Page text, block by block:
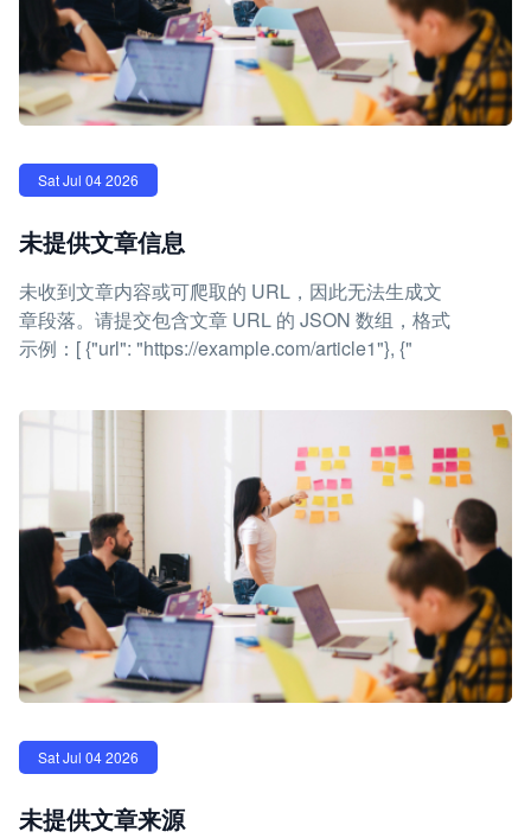
Sat Jul 04 2026
未提供文章信息
未收到文章内容或可爬取的 URL，因此无法生成文
章段落。请提交包含文章 URL 的 JSON 数组，格式
示例：[ {"url": "https://example.com/article1"}, {"
Sat Jul 04 2026
未提供文章来源